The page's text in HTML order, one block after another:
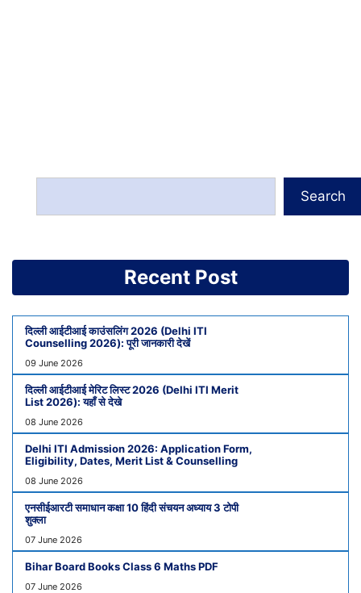
Search
Recent Post
दिल्ली आईटीआई काउंसलिंग 2026 (Delhi ITI
Counselling 2026): पूरी जानकारी देखें
09 June 2026
दिल्ली आईटीआई मेरिट लिस्ट 2026 (Delhi ITI Merit
List 2026): यहाँ से देखे
08 June 2026
Delhi ITI Admission 2026: Application Form,
Eligibility, Dates, Merit List & Counselling
08 June 2026
एनसीईआरटी समाधान कक्षा 10 हिंदी संचयन अध्याय 3 टोपी
शुक्ला
07 June 2026
Bihar Board Books Class 6 Maths PDF
07 June 2026